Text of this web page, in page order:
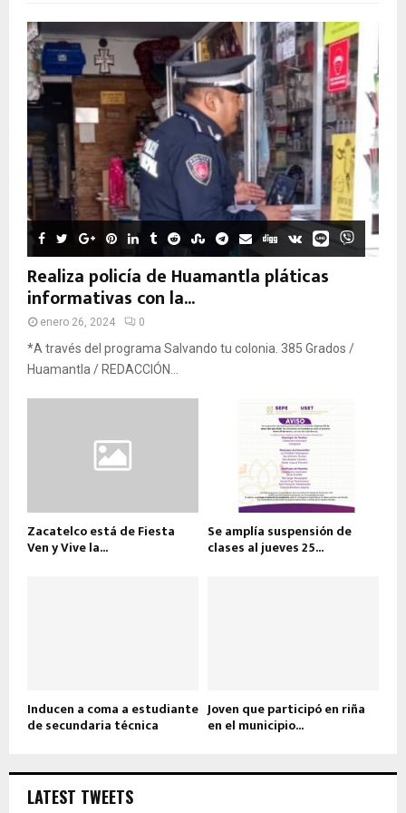
Realiza policía de Huamantla pláticas
informativas con la...
enero 26, 2024 0
*A través del programa Salvando tu colonia. 385 Grados /
Huamantla / REDACCIÓN...
Zacatelco está de Fiesta
Ven y Vive la...
Se amplía suspensión de
clases al jueves 25...
Inducen a coma a estudiante
de secundaria técnica
Joven que participó en riña
en el municipio...
LATEST TWEETS